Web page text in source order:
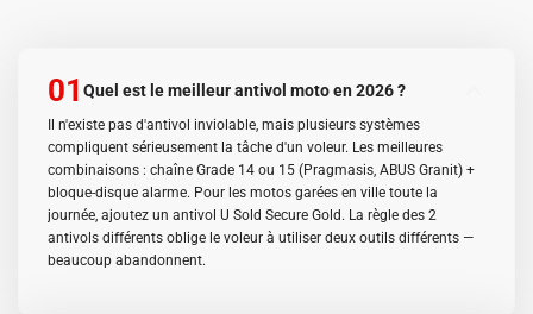
01 Quel est le meilleur antivol moto en 2026 ?
Il n'existe pas d'antivol inviolable, mais plusieurs systèmes
compliquent sérieusement la tâche d'un voleur. Les meilleures
combinaisons : chaîne Grade 14 ou 15 (Pragmasis, ABUS Granit) +
bloque-disque alarme. Pour les motos garées en ville toute la
journée, ajoutez un antivol U Sold Secure Gold. La règle des 2
antivols différents oblige le voleur à utiliser deux outils différents —
beaucoup abandonnent.